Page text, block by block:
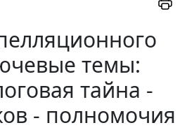
темы:
тайна -
- полномочия